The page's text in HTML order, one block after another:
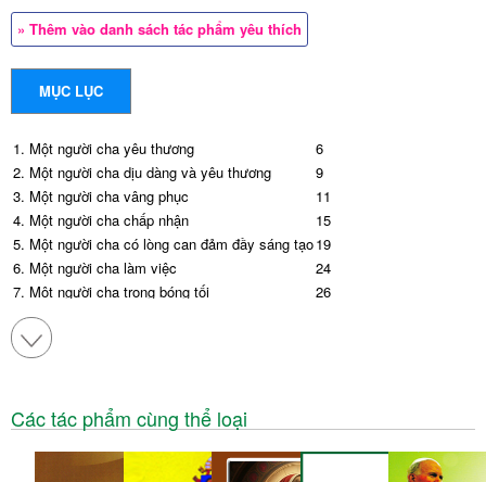
» Thêm vào danh sách tác phẩm yêu thích
MỤC LỤC
1. Một người cha yêu thương
6
2. Một người cha dịu dàng và yêu thương
9
3. Một người cha vâng phục
11
4. Một người cha chấp nhận
15
5. Một người cha có lòng can đảm đầy sáng tạo19
6. Một người cha làm việc
24
7. Một người cha trong bóng tối
26
Các tác phẩm cùng thể loại